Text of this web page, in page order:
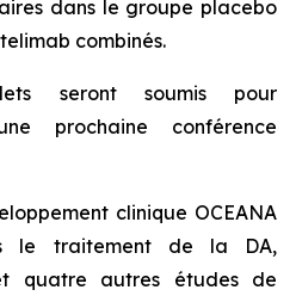
dans le groupe placebo
combinés.
seront soumis pour
prochaine conférence
clinique OCEANA
le traitement de la DA,
quatre autres études de